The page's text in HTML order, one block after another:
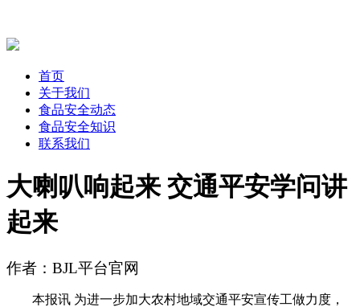
首页
关于我们
食品安全动态
食品安全知识
联系我们
大喇叭响起来 交通平安学问讲
起来
作者：BJL平台官网
本报讯 为进一步加大农村地域交通平安宣传工做力度，